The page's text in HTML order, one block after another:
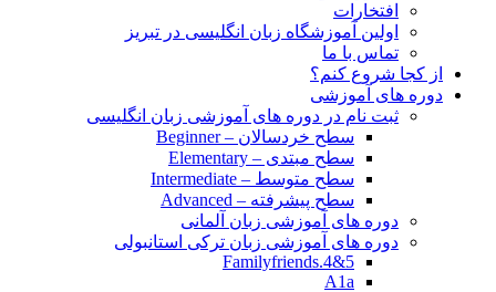
افتخارات
اولین آموزشگاه زبان انگلیسی در تبریز
تماس با ما
از کجا شروع کنم؟
دوره های آموزشی
ثبت نام در دوره های آموزشی زبان انگلیسی
سطح خردسالان – Beginner
سطح مبتدی – Elementary
سطح متوسط – Intermediate
سطح پیشرفته – Advanced
دوره های آموزشی زبان آلمانی
دوره های آموزشی زبان ترکی استانبولی
Familyfriends.4&5
A1a